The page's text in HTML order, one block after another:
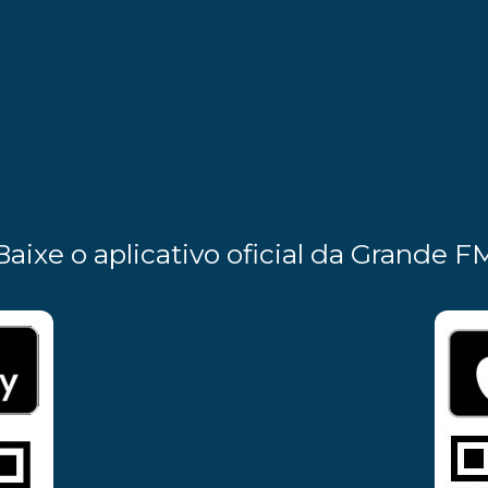
o aplicativo oficial da Grande